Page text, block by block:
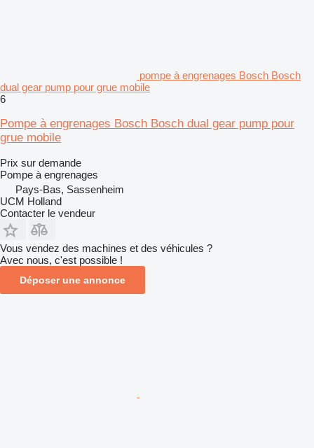
pompe à engrenages Bosch Bosch
dual gear pump pour grue mobile
6
Pompe à engrenages Bosch Bosch dual gear pump pour
grue mobile
Prix sur demande
Pompe à engrenages
Pays-Bas, Sassenheim
UCM Holland
Contacter le vendeur
Vous vendez des machines et des véhicules ?
Avec nous, c'est possible !
Déposer une annonce